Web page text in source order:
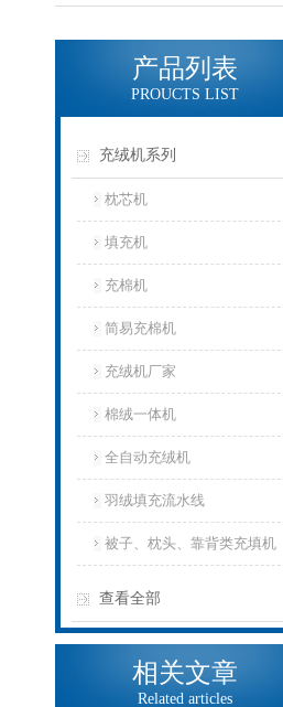
产品列表
PROUCTS LIST
充绒机系列
枕芯机
填充机
充棉机
简易充棉机
充绒机厂家
棉绒一体机
全自动充绒机
羽绒填充流水线
被子、枕头、靠背类充填机
查看全部
相关文章
Related articles